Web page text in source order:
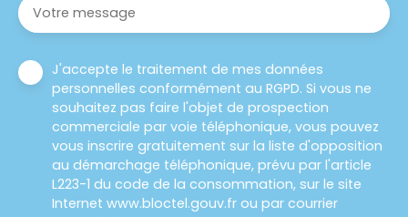
Votre message
J'accepte le traitement de mes données
personnelles conformément au RGPD. Si vous ne
souhaitez pas faire l'objet de prospection
commerciale par voie téléphonique, vous pouvez
vous inscrire gratuitement sur la liste d'opposition
au démarchage téléphonique, prévu par l'article
L223-1 du code de la consommation, sur le site
Internet www.bloctel.gouv.fr ou par courrier